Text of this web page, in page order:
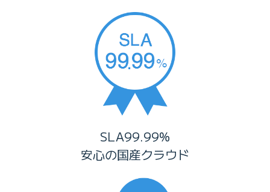
SLA99.99%
安心の国産クラウド